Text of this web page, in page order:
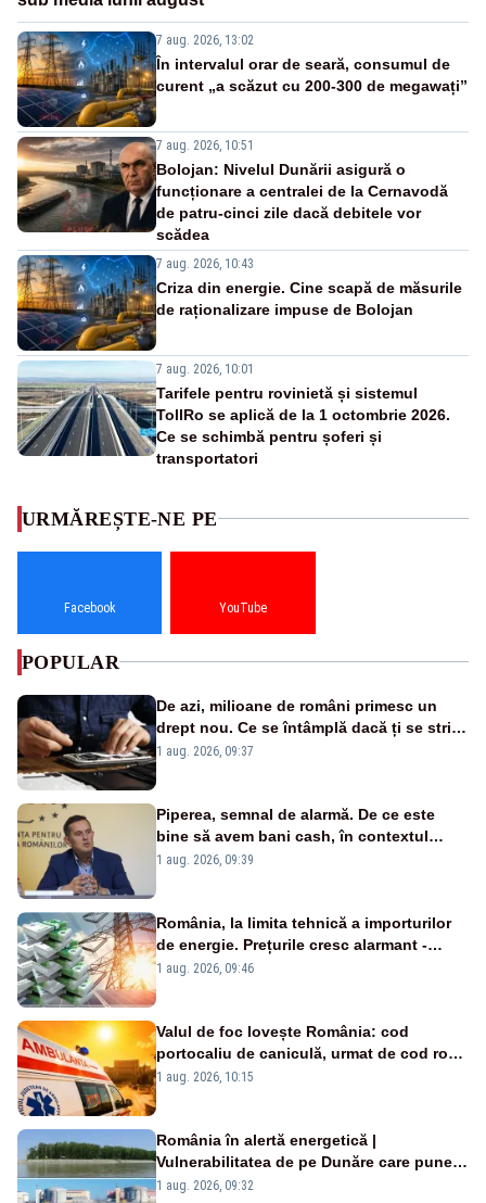
7 aug. 2026, 13:02
În intervalul orar de seară, consumul de
curent „a scăzut cu 200-300 de megawați”
7 aug. 2026, 10:51
Bolojan: Nivelul Dunării asigură o
funcționare a centralei de la Cernavodă
de patru-cinci zile dacă debitele vor
scădea
7 aug. 2026, 10:43
Criza din energie. Cine scapă de măsurile
de raționalizare impuse de Bolojan
7 aug. 2026, 10:01
Tarifele pentru rovinietă și sistemul
TollRo se aplică de la 1 octombrie 2026.
Ce se schimbă pentru șoferi și
transportatori
URMĂREȘTE-NE PE
Facebook YouTube
POPULAR
De azi, milioane de români primesc un
drept nou. Ce se întâmplă dacă ți se strică
un produs
1 aug. 2026, 09:37
Piperea, semnal de alarmă. De ce este
bine să avem bani cash, în contextul
alertei energetice?
1 aug. 2026, 09:39
România, la limita tehnică a importurilor
de energie. Prețurile cresc alarmant -
Analiză Realitatea Plus
1 aug. 2026, 09:46
Valul de foc lovește România: cod
portocaliu de caniculă, urmat de cod roșu
duminică. Temperaturile urcă spre 40°C
1 aug. 2026, 10:15
România în alertă energetică |
Vulnerabilitatea de pe Dunăre care pune
în pericol Centrala Cernavodă era
1 aug. 2026, 09:32